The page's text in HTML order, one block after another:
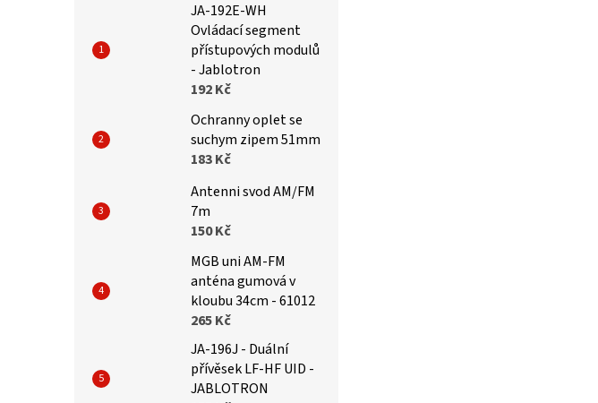
JA-192E-WH
Ovládací segment
přístupových modulů
- Jablotron
192 Kč
Ochranny oplet se
suchym zipem 51mm
183 Kč
Antenni svod AM/FM
7m
150 Kč
MGB uni AM-FM
anténa gumová v
kloubu 34cm - 61012
265 Kč
JA-196J - Duální
přívěsek LF-HF UID -
JABLOTRON